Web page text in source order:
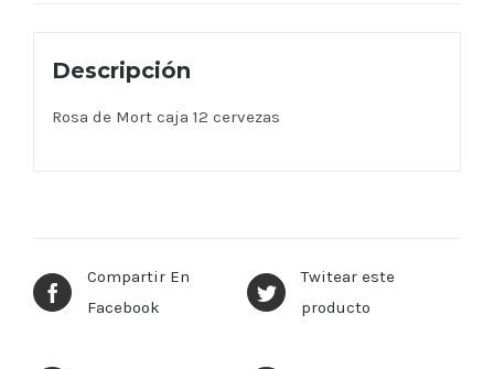
Descripción
Rosa de Mort caja 12 cervezas
Compartir En
Facebook
Twitear este
producto